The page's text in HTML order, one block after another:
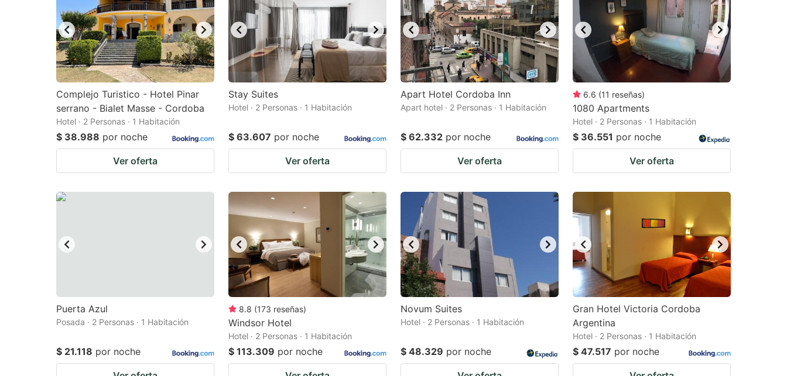
Complejo Turistico - Hotel Pinar
serrano - Bialet Masse - Cordoba
Hotel · 2 Personas · 1 Habitación
$ 38.988 por noche
Ver oferta
Stay Suites
Hotel · 2 Personas · 1 Habitación
$ 63.607 por noche
Ver oferta
Apart Hotel Cordoba Inn
Apart hotel · 2 Personas · 1 Habitación
$ 62.332 por noche
Ver oferta
6.6 (11 reseñas)
1080 Apartments
Hotel · 2 Personas · 1 Habitación
$ 36.551 por noche
Ver oferta
Puerta Azul
Posada · 2 Personas · 1 Habitación
$ 21.118 por noche
8.8 (173 reseñas)
Windsor Hotel
Hotel · 2 Personas · 1 Habitación
$ 113.309 por noche
Novum Suites
Hotel · 2 Personas · 1 Habitación
$ 48.329 por noche
Gran Hotel Victoria Cordoba
Argentina
Hotel · 2 Personas · 1 Habitación
$ 47.517 por noche